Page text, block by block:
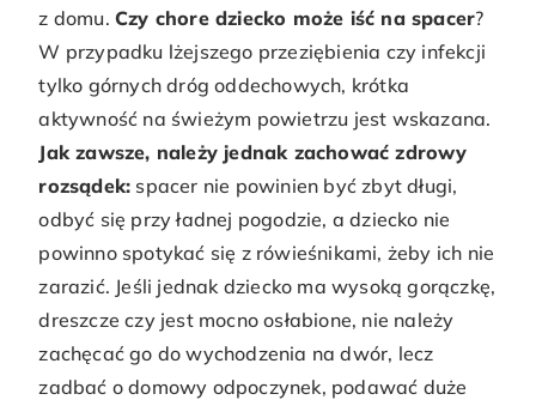
z domu.Czy chore dziecko może iść na spacer?
W przypadku lżejszego przeziębienia czy infekcji
tylko górnych dróg oddechowych, krótka
aktywność na świeżym powietrzu jest wskazana.
Jak zawsze, należy jednak zachować zdrowy
rozsądek: spacer nie powinien być zbyt długi,
odbyć się przy ładnej pogodzie, a dziecko nie
powinno spotykać się z rówieśnikami, żeby ich nie
zarazić. Jeśli jednak dziecko ma wysoką gorączkę,
dreszcze czy jest mocno osłabione, nie należy
zachęcać go do wychodzenia na dwór, lecz
zadbać o domowy odpoczynek, podawać duże